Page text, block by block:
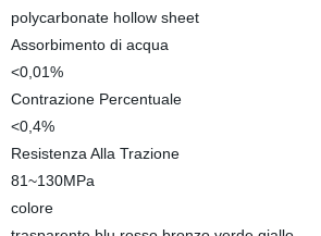
polycarbonate hollow sheet
Assorbimento di acqua
<0,01%
Contrazione Percentuale
<0,4%
Resistenza Alla Trazione
81~130MPa
colore